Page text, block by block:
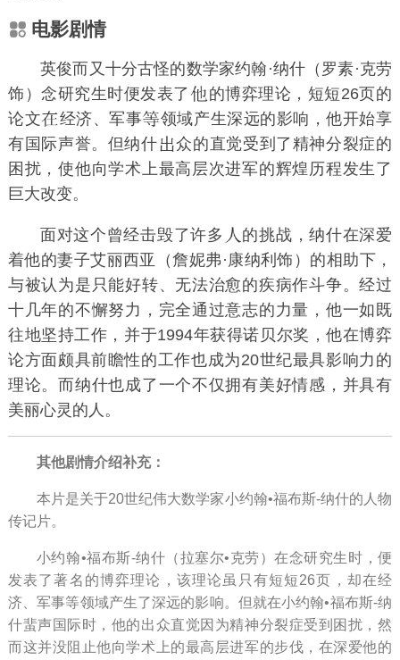
电影剧情
英俊而又十分古怪的数学家约翰·纳什（ 罗素·克劳
饰）念研究生时便发表了
的博弈理论，短短26页的
论文
经济、军事
领域产生深远的影响，他开始享
有国际声誉。但纳什
众的直觉受到了精神分裂症的
困扰，使他向学术上最高层次进军的辉煌历程发生了
巨大改变。
面对这个曾经击毁了许多
的挑战，纳什在深爱
着他的妻子艾丽西亚（詹妮弗·康纳利饰）的相助下，
与被认为是只能好转、无法治愈的疾病作斗争。经过
十几年的不懈努力，完全通过意志的力量，他一如既
往地坚持工作，并于1994年获得诺贝尔奖，他在博弈
论方面颇具前瞻性的工作也成为20世纪最具影响力的
理论。而纳什也成了一个不仅拥有美好情感，并具有
美丽心灵的人。
其他剧情介绍补充：
本片是关于20世纪伟大数学家小约翰•福布斯-纳什的人物
传记片。
小约翰•福布斯-纳什（拉塞尔•克劳）在念研究生时，便
发表了著名的博弈理论，该理论虽只有短短26页，却在经
济、军事等领域产生了深远的影响。但就在小约翰•福布斯-纳
什蜚声国际时，他的出众直觉因为精神分裂症受到困扰，然
而这并没阻止他向学术上的最高层进军的步伐，在深爱他的